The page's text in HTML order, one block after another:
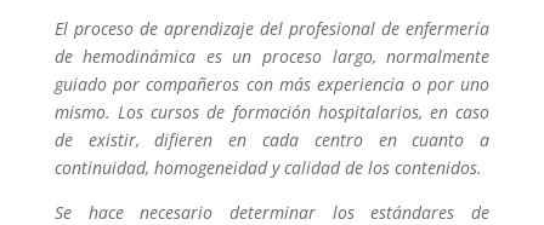
El proceso de aprendizaje del profesional de enfermería
de hemodinámica es un proceso largo, normalmente
guiado por compañeros con más experiencia o por uno
mismo. Los cursos de formación hospitalarios, en caso
de existir, difieren en cada centro en cuanto a
continuidad, homogeneidad y calidad de los contenidos.
Se hace necesario determinar los estándares de